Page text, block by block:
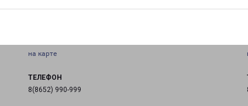
на карте
ТЕЛЕФОН
8(8652) 990-999